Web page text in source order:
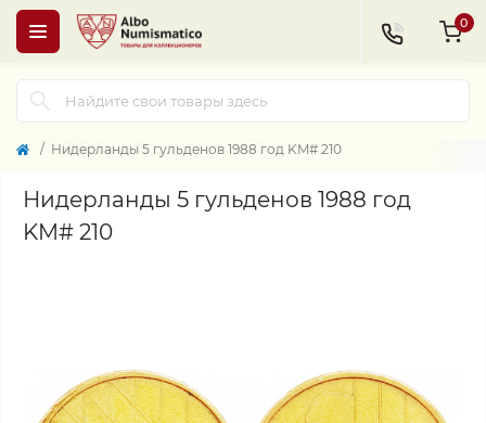
0
Нидерланды 5 гульденов 1988 год KM# 210
Нидерланды 5 гульденов 1988 год
KM# 210